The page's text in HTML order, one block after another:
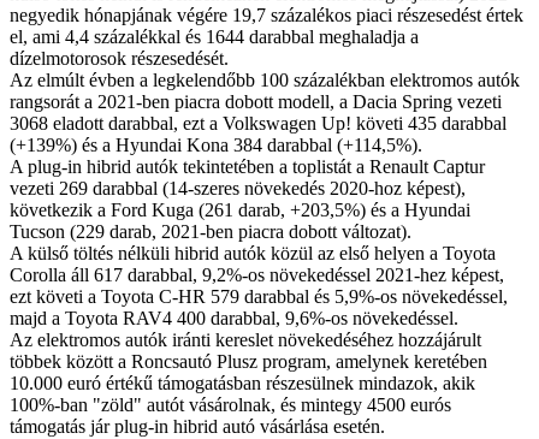
negyedik hónapjának végére 19,7 százalékos piaci részesedést értek
el, ami 4,4 százalékkal és 1644 darabbal meghaladja a
dízelmotorosok részesedését.
Az elmúlt évben a legkelendőbb 100 százalékban elektromos autók
rangsorát a 2021-ben piacra dobott modell, a Dacia Spring vezeti
3068 eladott darabbal, ezt a Volkswagen Up! követi 435 darabbal
(+139%) és a Hyundai Kona 384 darabbal (+114,5%).
A plug-in hibrid autók tekintetében a toplistát a Renault Captur
vezeti 269 darabbal (14-szeres növekedés 2020-hoz képest),
következik a Ford Kuga (261 darab, +203,5%) és a Hyundai
Tucson (229 darab, 2021-ben piacra dobott változat).
A külső töltés nélküli hibrid autók közül az első helyen a Toyota
Corolla áll 617 darabbal, 9,2%-os növekedéssel 2021-hez képest,
ezt követi a Toyota C-HR 579 darabbal és 5,9%-os növekedéssel,
majd a Toyota RAV4 400 darabbal, 9,6%-os növekedéssel.
Az elektromos autók iránti kereslet növekedéséhez hozzájárult
többek között a Roncsautó Plusz program, amelynek keretében
10.000 euró értékű támogatásban részesülnek mindazok, akik
100%-ban "zöld" autót vásárolnak, és mintegy 4500 eurós
támogatás jár plug-in hibrid autó vásárlása esetén.